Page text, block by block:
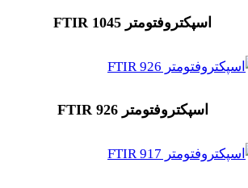
اسپکتروفتومتر FTIR 1045
اسپکتروفتومتر FTIR 926